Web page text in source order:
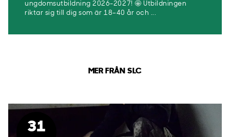
ungdomsutbildning 2026-2027! 🤩 Utbildningen
riktar sig till dig som är 18–40 år och ...
MER FRÅN SLC
31